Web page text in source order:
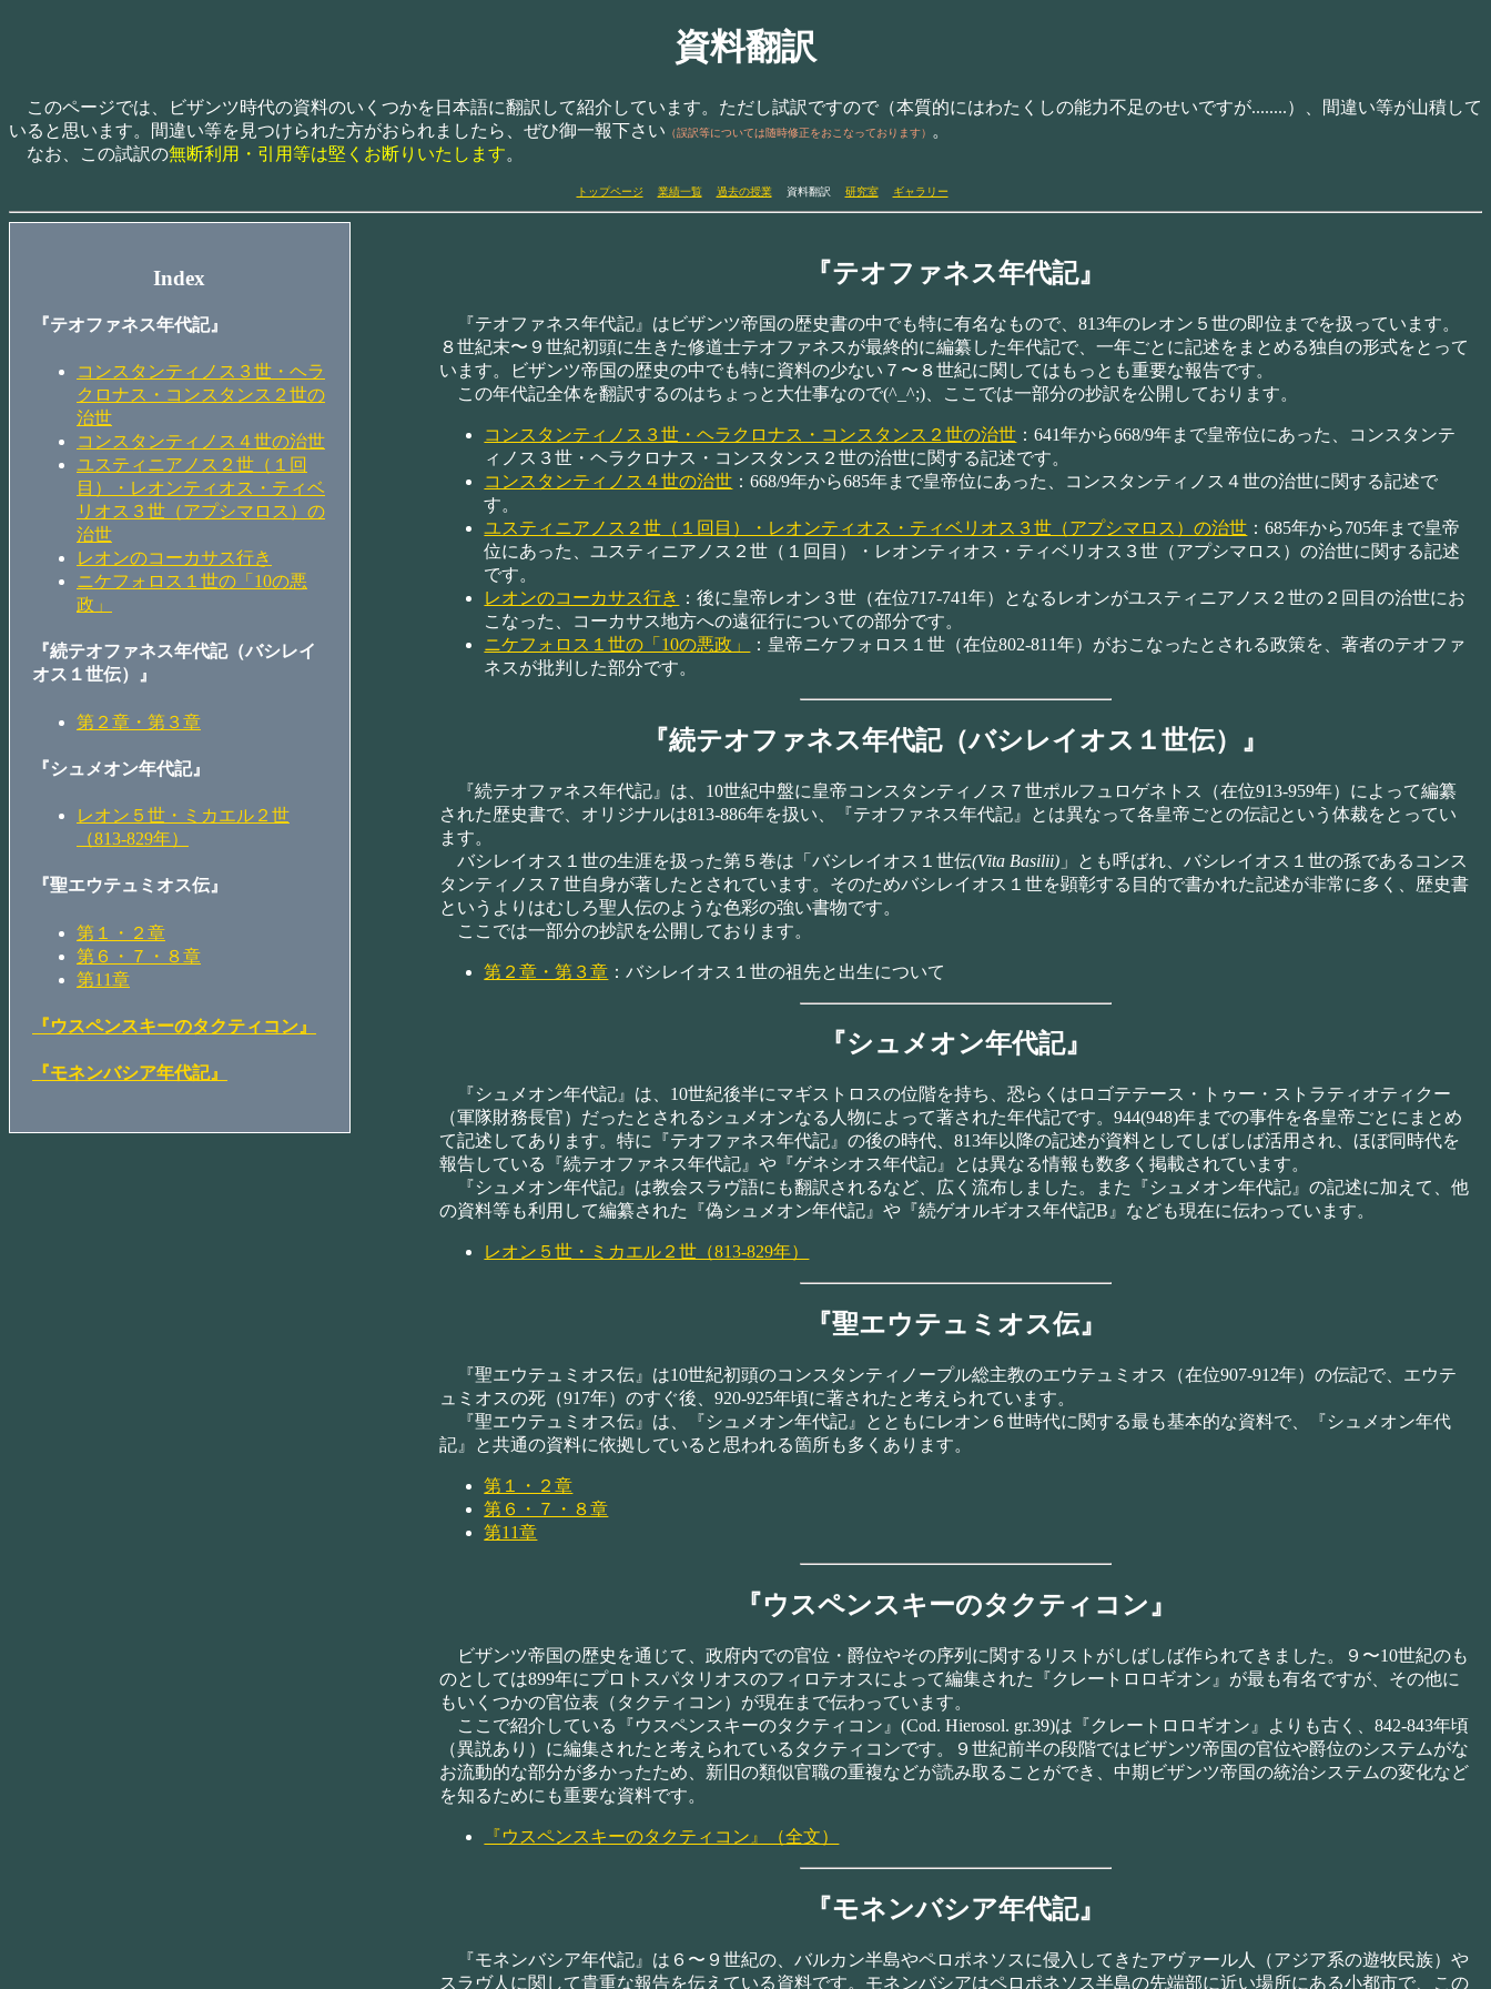
資料翻訳
このページでは、ビザンツ時代の資料のいくつかを日本語に翻訳して紹介しています。ただし試訳ですので（本質的にはわたくしの能力不足のせいですが........）、間違い等が山積して
いると思います。間違い等を見つけられた方がおられましたら、ぜひ御一報下さい （誤訳等については随時修正をおこなっております）
。
なお、この試訳の無断利用・引用等は堅くお断りいたします。
トップページ 業績一覧 過去の授業 資料翻訳 研究室 ギャラリー
『テオファネス年代記』
『テオファネス年代記』はビザンツ帝国の歴史書の中でも特に有名なもので、813年のレオン５世の即位までを扱っています。
８世紀末〜９世紀初頭に生きた修道士テオファネスが最終的に編纂した年代記で、一年ごとに記述をまとめる独自の形式をとって
います。ビザンツ帝国の歴史の中でも特に資料の少ない７〜８世紀に関してはもっとも重要な報告です。
この年代記全体を翻訳するのはちょっと大仕事なので(^_^;)、ここでは一部分の抄訳を公開しております。
コンスタンティノス３世・ヘラクロナス・コンスタンス２世の治世 ：641年から668/9年まで皇帝位にあった、コンスタンテ
ィノス３世・ヘラクロナス・コンスタンス２世の治世に関する記述です。
コンスタンティノス４世の治世 ：668/9年から685年まで皇帝位にあった、コンスタンティノス４世の治世に関する記述で
す。
ユスティニアノス２世（１回目）・レオンティオス・ティベリオス３世（アプシマロス）の治世 ：685年から705年まで皇帝
位にあった、ユスティニアノス２世（１回目）・レオンティオス・ティベリオス３世（アプシマロス）の治世に関する記述
です。
レオンのコーカサス行き ：後に皇帝レオン３世（在位717-741年）となるレオンがユスティニアノス２世の２回目の治世にお
こなった、コーカサス地方への遠征行についての部分です。
ニケフォロス１世の「10の悪政」
：皇帝ニケフォロス１世（在位802-811年）がおこなったとされる政策を、著者のテオファ
ネスが批判した部分です。
『続テオファネス年代記（バシレイオス１世伝）』
『続テオファネス年代記』は、10世紀中盤に皇帝コンスタンティノス７世ポルフュロゲネトス（在位913-959年）によって編纂
された歴史書で、オリジナルは813-886年を扱い、『テオファネス年代記』とは異なって各皇帝ごとの伝記という体裁をとってい
ます。
バシレイオス１世の生涯を扱った第５巻は「バシレイオス１世伝(Vita Basilii) 」とも呼ばれ、バシレイオス１世の孫であるコンス
タンティノス７世自身が著したとされています。そのためバシレイオス１世を顕彰する目的で書かれた記述が非常に多く、歴史書
というよりはむしろ聖人伝のような色彩の強い書物です。
ここでは一部分の抄訳を公開しております。
第２章・第３章 ：バシレイオス１世の祖先と出生について
『シュメオン年代記』
『シュメオン年代記』は、10世紀後半にマギストロスの位階を持ち、恐らくはロゴテテース・トゥー・ストラティオティクー
（軍隊財務長官）だったとされるシュメオンなる人物によって著された年代記です。944(948)年までの事件を各皇帝ごとにまとめ
て記述してあります。特に『テオファネス年代記』の後の時代、813年以降の記述が資料としてしばしば活用され、ほぼ同時代を
報告している『続テオファネス年代記』や『ゲネシオス年代記』とは異なる情報も数多く掲載されています。
『シュメオン年代記』は教会スラヴ語にも翻訳されるなど、広く流布しました。また『シュメオン年代記』の記述に加えて、他
の資料等も利用して編纂された『偽シュメオン年代記』や『続ゲオルギオス年代記B』なども現在に伝わっています。
レオン５世・ミカエル２世（813-829年）
『聖エウテュミオス伝』
『聖エウテュミオス伝』は10世紀初頭のコンスタンティノープル総主教のエウテュミオス（在位907-912年）の伝記で、エウテ
ュミオスの死（917年）のすぐ後、920-925年頃に著されたと考えられています。
『聖エウテュミオス伝』は、『シュメオン年代記』とともにレオン６世時代に関する最も基本的な資料で、『シュメオン年代
記』と共通の資料に依拠していると思われる箇所も多くあります。
第１・２章
第６・７・８章
第11章
『ウスペンスキーのタクティコン』
ビザンツ帝国の歴史を通じて、政府内での官位・爵位やその序列に関するリストがしばしば作られてきました。９〜10世紀のも
のとしては899年にプロトスパタリオスのフィロテオスによって編集された『クレートロロギオン』が最も有名ですが、その他に
もいくつかの官位表（タクティコン）が現在まで伝わっています。
ここで紹介している『ウスペンスキーのタクティコン』(Cod. Hierosol. gr.39)は『クレートロロギオン』よりも古く、842-843年頃
（異説あり）に編集されたと考えられているタクティコンです。９世紀前半の段階ではビザンツ帝国の官位や爵位のシステムがな
お流動的な部分が多かったため、新旧の類似官職の重複などが読み取ることができ、中期ビザンツ帝国の統治システムの変化など
を知るためにも重要な資料です。
『ウスペンスキーのタクティコン』（全文）
『モネンバシア年代記』
『モネンバシア年代記』は６〜９世紀の、バルカン半島やペロポネソスに侵入してきたアヴァール人（アジア系の遊牧民族）や
スラヴ人に関して貴重な報告を伝えている資料です。モネンバシアはペロポネソス半島の先端部に近い場所にある小都市で、この
Index
『テオファネス年代記』
コンスタンティノス３世・ヘラ
クロナス・コンスタンス２世の
治世
コンスタンティノス４世の治世
ユスティニアノス２世（１回
目）・レオンティオス・ティベ
リオス３世（アプシマロス）の
治世
レオンのコーカサス行き
ニケフォロス１世の「10の悪
政」
『続テオファネス年代記（バシレイ
オス１世伝）』
第２章・第３章
『シュメオン年代記』
レオン５世・ミカエル２世
（813-829年）
『聖エウテュミオス伝』
第１・２章
第６・７・８章
第11章
『ウスペンスキーのタクティコン』
『モネンバシア年代記』